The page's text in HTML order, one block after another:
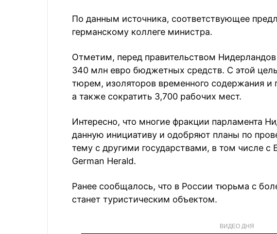
По данным источника, соответствующее
германскому коллеге министра.
Отметим, перед правительством Нидерландов
340 млн евро бюджетных средств. С этой
тюрем, изоляторов временного содержания и
а также сократить 3,700 рабочих мест.
Интересно, что многие фракции парламента
данную инициативу и одобряют планы по
тему с другими государствами, в том числе с
German Herald.
Ранее сообщалось, что в России тюрьма с
станет туристическим объектом.
ВИДЕО ДНЯ